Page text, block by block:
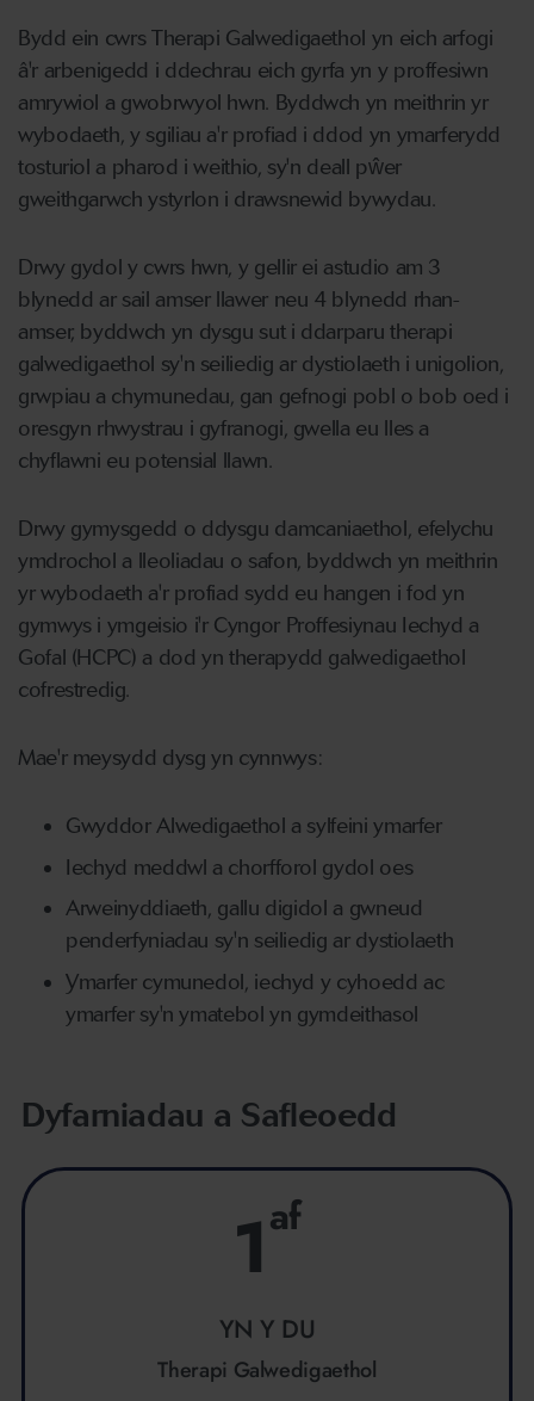
Bydd ein cwrs Therapi Galwedigaethol yn eich arfogi
â'r arbenigedd i ddechrau eich gyrfa yn y proffesiwn
amrywiol a gwobrwyol hwn. Byddwch yn meithrin yr
wybodaeth, y sgiliau a'r profiad i ddod yn ymarferydd
tosturiol a pharod i weithio, sy'n deall pŵer
gweithgarwch ystyrlon i drawsnewid bywydau.
Drwy gydol y cwrs hwn, y gellir ei astudio am 3
blynedd ar sail amser llawer neu 4 blynedd rhan-
amser, byddwch yn dysgu sut i ddarparu therapi
galwedigaethol sy'n seiliedig ar dystiolaeth i unigolion,
grwpiau a chymunedau, gan gefnogi pobl o bob oed i
oresgyn rhwystrau i gyfranogi, gwella eu lles a
chyflawni eu potensial llawn.
Drwy gymysgedd o ddysgu damcaniaethol, efelychu
ymdrochol a lleoliadau o safon, byddwch yn meithrin
yr wybodaeth a'r profiad sydd eu hangen i fod yn
gymwys i ymgeisio i'r Cyngor Proffesiynau Iechyd a
Gofal (HCPC) a dod yn therapydd galwedigaethol
cofrestredig.
Mae'r meysydd dysg yn cynnwys:
Gwyddor Alwedigaethol a sylfeini ymarfer
Iechyd meddwl a chorfforol gydol oes
Arweinyddiaeth, gallu digidol a gwneud
penderfyniadau sy'n seiliedig ar dystiolaeth
Ymarfer cymunedol, iechyd y cyhoedd ac
ymarfer sy'n ymatebol yn gymdeithasol
Dyfarniadau a Safleoedd
1af
YN Y DU
Therapi Galwedigaethol